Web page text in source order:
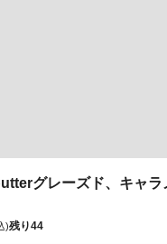
グレーズド、キャラ
)残り44